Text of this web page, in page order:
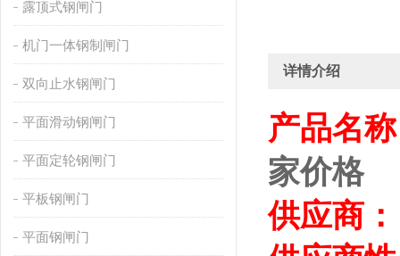
露顶式钢闸门
机门一体钢制闸门
双向止水钢闸门
平面滑动钢闸门
平面定轮钢闸门
平板钢闸门
平面钢闸门
详情介绍
产品名
家价格
供应商